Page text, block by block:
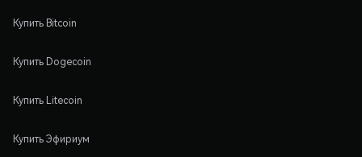
Купить Bitcoin
Купить Dogecoin
Купить Litecoin
Купить Эфириум